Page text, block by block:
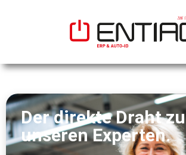
Der direkte Draht zu
unseren Experten.